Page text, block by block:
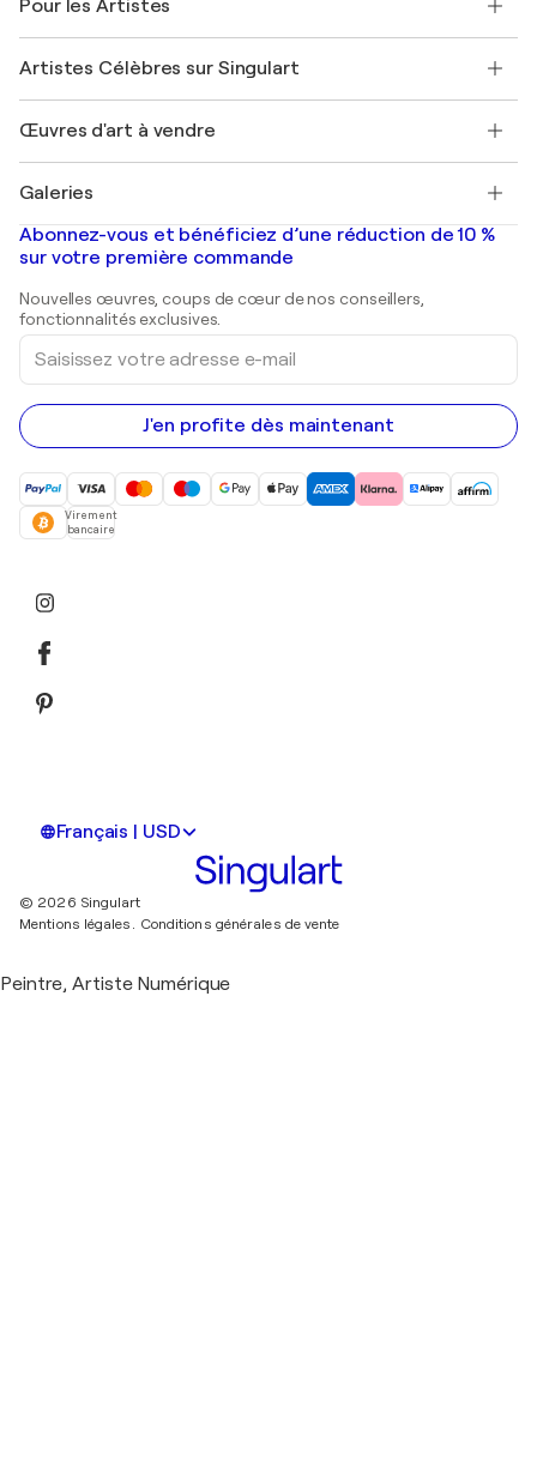
Offrir une carte cadeau
Rejoignez notre programme commercial
Mon compte
+33 1 76 44 06 42
FAQ
Magazine Singulart
Emplois
Découvrez une sélection d'art original
Pour les Artistes
Se connecter en tant qu'Artiste
Artistes Célèbres sur Singulart
Marc Chagall
Banksy
Mr. Brainwash
Shepard Fairey
Œuvres d'art à vendre
Tableaux abstraits à vendre
Peintures de paysage
Estampes
Peintures acryliques
Galeries
Galeries d'art en France
Galeries d'art en Belgique
Abonnez-vous et bénéficiez d’une réduction de 10 %
sur votre première commande
Nouvelles œuvres, coups de cœur de nos conseillers,
fonctionnalités exclusives.
Saisissez
votre
adresse
e-
mail
J'en profite dès maintenant
Virement
bancaire
Français | USD
© 2026 Singulart
Mentions légales.
Conditions générales de vente
Peintre, Artiste Numérique